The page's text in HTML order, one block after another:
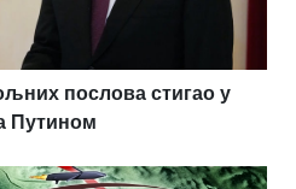
послова стигао у
Путином